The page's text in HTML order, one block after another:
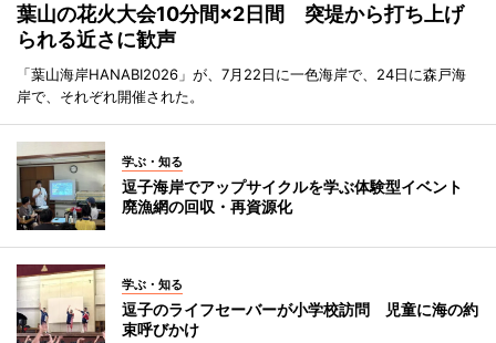
葉山の花火大会10分間×2日間 突堤から打ち上げ
られる近さに歓声
「葉山海岸HANABI2026」が、7月22日に一色海岸で、24日に森戸海
岸で、それぞれ開催された。
学ぶ・知る
逗子海岸でアップサイクルを学ぶ体験型イベント
廃漁網の回収・再資源化
学ぶ・知る
逗子のライフセーバーが小学校訪問 児童に海の約
束呼びかけ